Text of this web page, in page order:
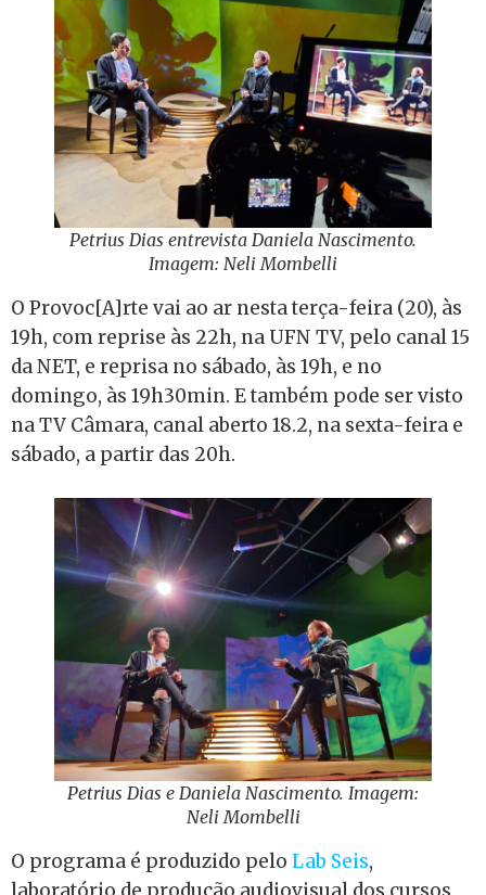
Petrius Dias entrevista Daniela Nascimento.
Imagem: Neli Mombelli
O Provoc[A]rte vai ao ar nesta terça-feira (20), às
19h, com reprise às 22h, na UFN TV, pelo canal 15
da NET, e reprisa no sábado, às 19h, e no
domingo, às 19h30min. E também pode ser visto
na TV Câmara, canal aberto 18.2, na sexta-feira e
sábado, a partir das 20h.
Petrius Dias e Daniela Nascimento. Imagem:
Neli Mombelli
O programa é produzido pelo Lab Seis,
laboratório de produção audiovisual dos cursos